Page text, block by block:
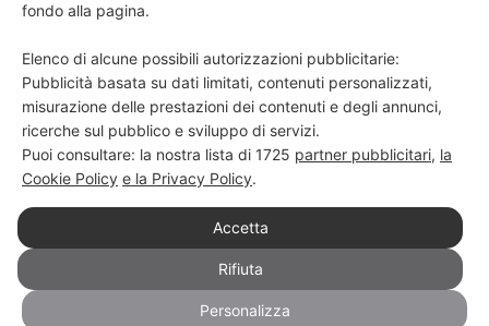
Search
fondo alla pagina.
Elenco di alcune possibili autorizzazioni pubblicitarie:
Pubblicità basata su dati limitati, contenuti personalizzati,
misurazione delle prestazioni dei contenuti e degli annunci,
ricerche sul pubblico e sviluppo di servizi.
Puoi consultare: la nostra lista di 1725 partner pubblicitari, la
Cookie Policy e la Privacy Policy.
Accetta
Rifiuta
Personalizza